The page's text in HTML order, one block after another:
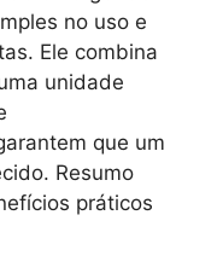
no uso e
Ele combina
unidade
que um
Resumo
práticos